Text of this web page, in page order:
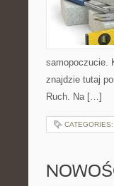
samopoczucie.
znajdzie tutaj
Ruch. Na […]
CATEGORIES: